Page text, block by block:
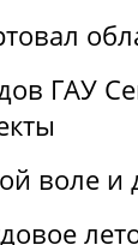
ГАУ
воле и